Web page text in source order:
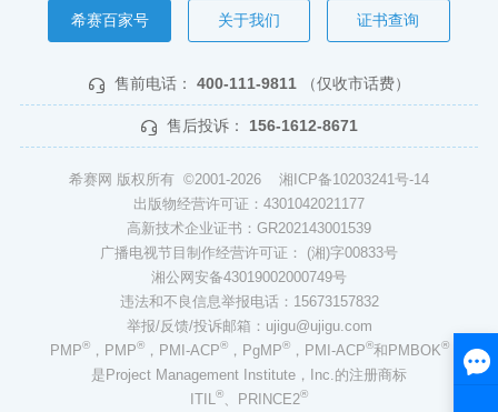
希赛百家号 关于我们 证书查询
售前电话： 400-111-9811 （仅收市话费）
售后投诉： 156-1612-8671
希赛网 版权所有 ©2001-2026 湘ICP备10203241号-14
出版物经营许可证：4301042021177
高新技术企业证书：GR202143001539
广播电视节目制作经营许可证： (湘)字00833号
湘公网安备43019002000749号
违法和不良信息举报电话：15673157832
举报/反馈/投诉邮箱：ujigu@ujigu.com
PMP®，PMP®，PMI-ACP®，PgMP®，PMI-ACP®和PMBOK®
是Project Management Institute，Inc.的注册商标
ITIL®、PRINCE2®